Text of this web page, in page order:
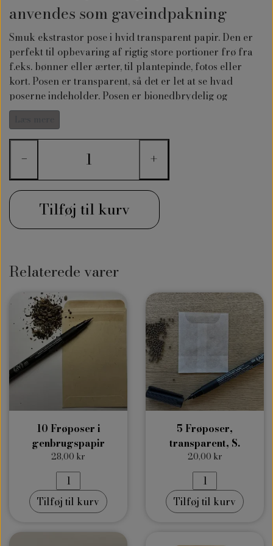
anvendes som gaveindpakning
Smuk ekstrastor pose i hvid transparent papir. Den er
perfekt til opbevaring af rigtig store portioner frø fra
f.eks. bønner eller ærter, til plantepinde, fotos eller
kort. Posen er transparent, så det er let at se hvad
poserne indeholder. Posen er bionedbrydelig og
genanvendelig.
− +
Tilføj til kurv
Relaterede varer
10 Frøposer i
genbrugspapir
28,00 kr
Tilføj til kurv
5 Frøposer,
transparent, S.
20,00 kr
Tilføj til kurv